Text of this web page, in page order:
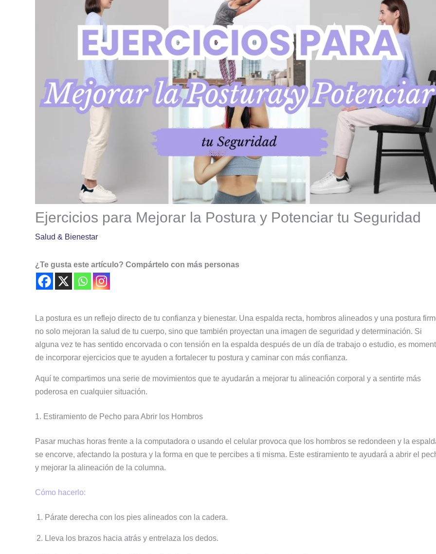
Ejercicios para Mejorar la Postura y Potenciar tu Seguridad
Salud & Bienestar
¿Te gusta este artículo? Compártelo con más personas
La postura es un reflejo directo de tu confianza y bienestar. Una espalda recta, hombros alineados y una postura
no solo mejoran la salud de tu cuerpo, sino que también proyectan una imagen de seguridad y determinación. Si
alguna vez te has sentido encorvada o con tensión en la espalda después de un día de trabajo o estudio, es
de incorporar ejercicios que te ayuden a fortalecer tu postura y caminar con más confianza.
Aquí te compartimos una serie de movimientos que te ayudarán a mejorar tu alineación corporal y a sentirte más
poderosa en cualquier situación.
1. Estiramiento de Pecho para Abrir los Hombros
Pasar muchas horas frente a la computadora o usando el celular provoca que los hombros se redondeen y la
se encorve, afectando la postura y la forma en que te percibes a ti misma. Este estiramiento te ayudará a abrir el
y mejorar la alineación de la columna.
Cómo hacerlo:
Párate derecha con los pies alineados con la cadera.
Lleva los brazos hacia atrás y entrelaza los dedos.